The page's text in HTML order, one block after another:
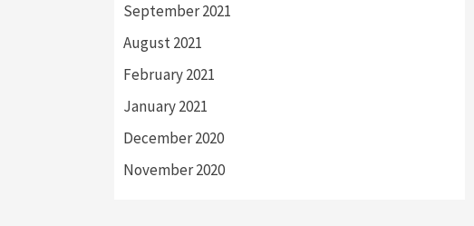
September 2021
August 2021
February 2021
January 2021
December 2020
November 2020